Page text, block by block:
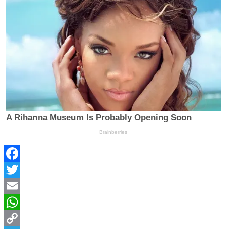
Facebook
Twitter
Email
WhatsApp